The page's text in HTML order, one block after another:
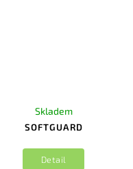
SOFTGUARD
Skladem
Detail